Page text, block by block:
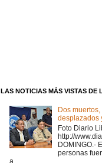
LAS NOTICIAS MÁS VISTAS DE
Dos muertos,
desplazados
Foto Diario
http://
DOMINGO.-
personas
a...